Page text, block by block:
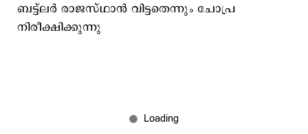
ബട്ട്ലര്‍ രാജസ്ഥാന്‍ വിട്ടതെന്നും ചോപ്ര
നിരീക്ഷിക്കുന്നു